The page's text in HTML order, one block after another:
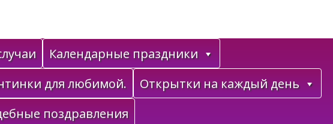
Календарные праздники
для любимой.
Открытки на каждый день
поздравления